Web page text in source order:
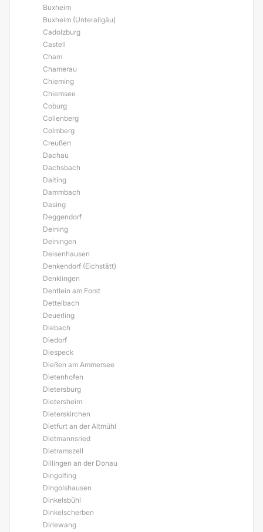
Buxheim
Buxheim (Unterallgäu)
Cadolzburg
Castell
Cham
Chamerau
Chieming
Chiemsee
Coburg
Collenberg
Colmberg
Creußen
Dachau
Dachsbach
Daiting
Dammbach
Dasing
Deggendorf
Deining
Deiningen
Deisenhausen
Denkendorf (Eichstätt)
Denklingen
Dentlein am Forst
Dettelbach
Deuerling
Diebach
Diedorf
Diespeck
Dießen am Ammersee
Dietenhofen
Dietersburg
Dietersheim
Dieterskirchen
Dietfurt an der Altmühl
Dietmannsried
Dietramszell
Dillingen an der Donau
Dingolfing
Dingolshausen
Dinkelsbühl
Dinkelscherben
Dirlewang